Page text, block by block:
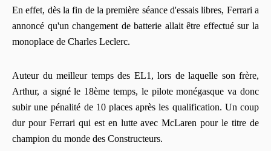
En effet, dès la fin de la première séance d'essais libres, Ferrari a
annoncé qu'un changement de batterie allait être effectué sur la
monoplace de Charles Leclerc.
Auteur du meilleur temps des EL1, lors de laquelle son frère,
Arthur, a signé le 18ème temps, le pilote monégasque va donc
subir une pénalité de 10 places après les qualification. Un coup
dur pour Ferrari qui est en lutte avec McLaren pour le titre de
champion du monde des Constructeurs.